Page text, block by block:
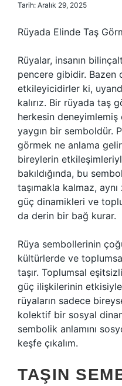
Tarih: Aralık 29, 2025
Rüyada Elinde Taş
Rüyalar, insanın
pencere gibidir. Bazen
etkileyicidirler ki,
kalırız. Bir rüyada taş
herkesin deneyimlemiş
yaygın bir semboldür.
görmek ne anlama
bireylerin
bakıldığında, bu
taşımakla kalmaz,
güç dinamikleri ve
da derin bir bağ kurar.
Rüya sembollerinin
kültürlerde ve
taşır. Toplumsal
güç ilişkilerinin
rüyaların sadece
kolektif bir sosyal
sembolik anlamını
keşfe çıkalım.
TAŞIN